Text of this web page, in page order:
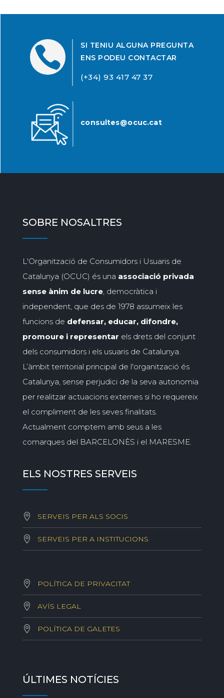

SI TENIU ALGUNA PREGUNTA
ENS PODEU CONTACTAR
(+34) 93 417 47 37
consultes@ocuc.cat
SOBRE NOSALTRES
L'Organització de Consumidors i Usuaris de
Catalunya (OCUC) és una associació privada
sense ànim de lucre, democràtica i
independent, que des de 1978 assumeix les
funcions de defensar, educar, difondre,
promoure i representar els drets del conjunt
dels consumidors i els usuaris de Catalunya.
L’àmbit territorial principal de l'organització és
Catalunya, sense perjudici de la seva autonomia
per realitzar actuacions externes si ho requereix
el compliment de les seves finalitats.
Actualment comptem amb seus a les
comarques del BARCELONÈS i el MARESME.
ELS NOSTRES SERVEIS
SERVEIS PER ALS SOCIS
SERVEIS PER A INSTITUCIONS
POLÍTICA DE PRIVACITAT
AVÍS LEGAL
POLÍTICA DE GALETES
ÚLTIMES NOTÍCIES